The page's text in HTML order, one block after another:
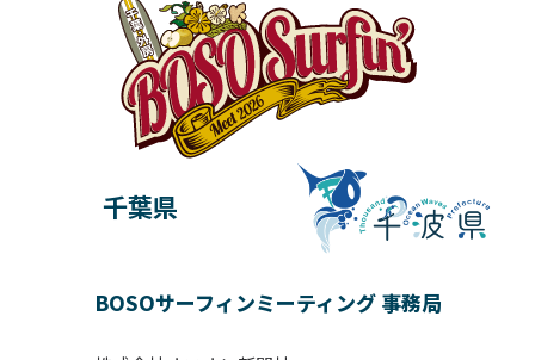
千葉県
BOSOサーフィンミーティング 事務局